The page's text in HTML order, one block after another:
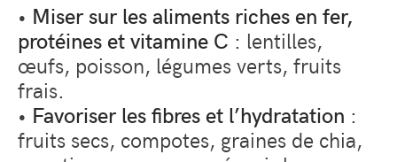
• Miser sur les aliments riches en fer,
protéines et vitamine C : lentilles,
œufs, poisson, légumes verts, fruits
frais.
• Favoriser les fibres et l’hydratation :
fruits secs, compotes, graines de chia,